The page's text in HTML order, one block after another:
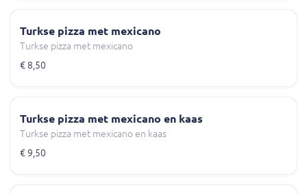
Turkse pizza met mexicano
Turkse pizza met mexicano
€ 8,50
Turkse pizza met mexicano en kaas
Turkse pizza met mexicano en kaas
€ 9,50